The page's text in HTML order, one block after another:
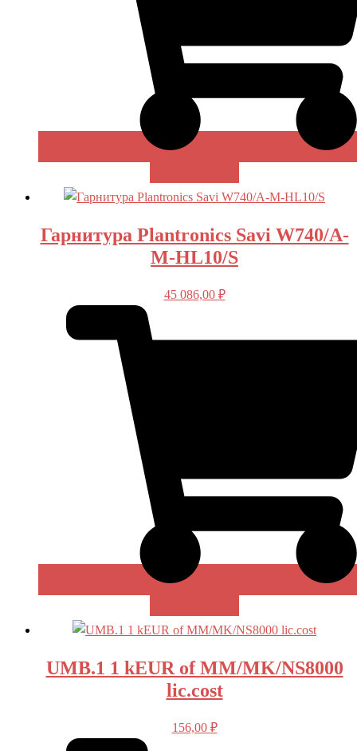
Гарнитура Plantronics Savi W740/A-
M-HL10/S
45 086,00 ₽
UMB.1 1 kEUR of MM/MK/NS8000
lic.cost
156,00 ₽